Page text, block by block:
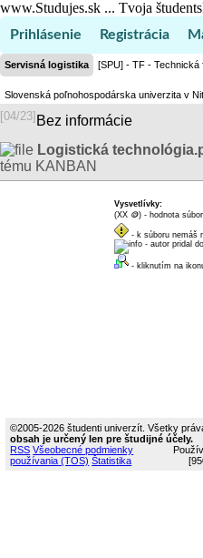
www.Studujes.sk ... Tvoja
Prihlásenie Registrácia
Servisná logistika [SPU] - TF - Technická
Slovenská poľnohospodárska univerzita v
[04/23] Bez informácie
Logistická
tému KANBAN
Vysvetlívky:
(XX
dukátikov
🪙) - hodnota
- k súboru nemáš
- autor pridal
- kliknutím na
©2005-2026 študenti univerzít. Všetky
obsah je určený len pre študijné účely.
RSS Všeobecné podmienky
používania (TOS) Štatistika